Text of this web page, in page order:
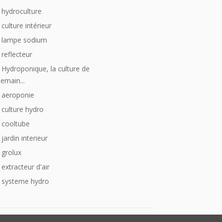
hydroculture
culture intérieur
lampe sodium
reflecteur
Hydroponique, la culture de
aeroponie
culture hydro
cooltube
jardin interieur
grolux
extracteur d'air
systeme hydro